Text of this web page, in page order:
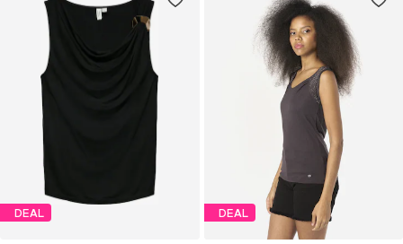
DEAL DEAL